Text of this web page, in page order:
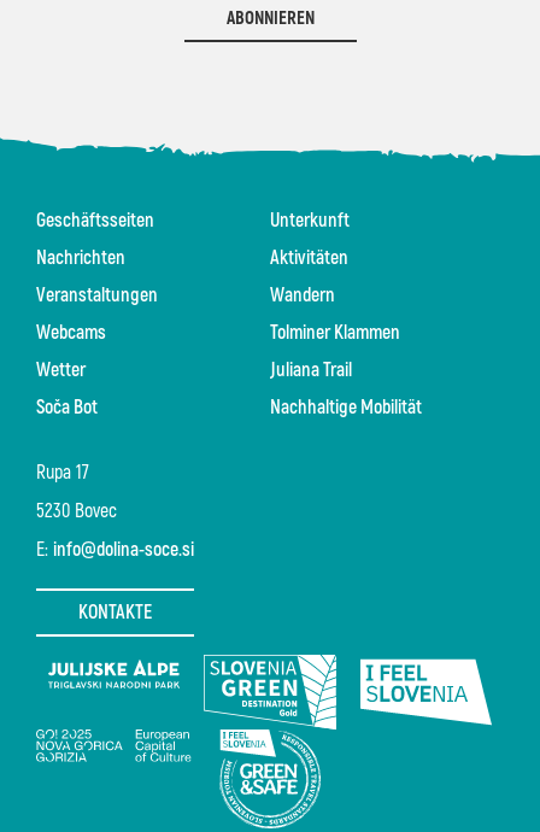
ABONNIEREN
Rupa 17
5230 Bovec
E: info@dolina-soce.si
KONTAKTE
Geschäftsseiten
Nachrichten
Veranstaltungen
Webcams
Wetter
Soča Bot
Unterkunft
Aktivitäten
Wandern
Tolminer Klammen
Juliana Trail
Nachhaltige Mobilität